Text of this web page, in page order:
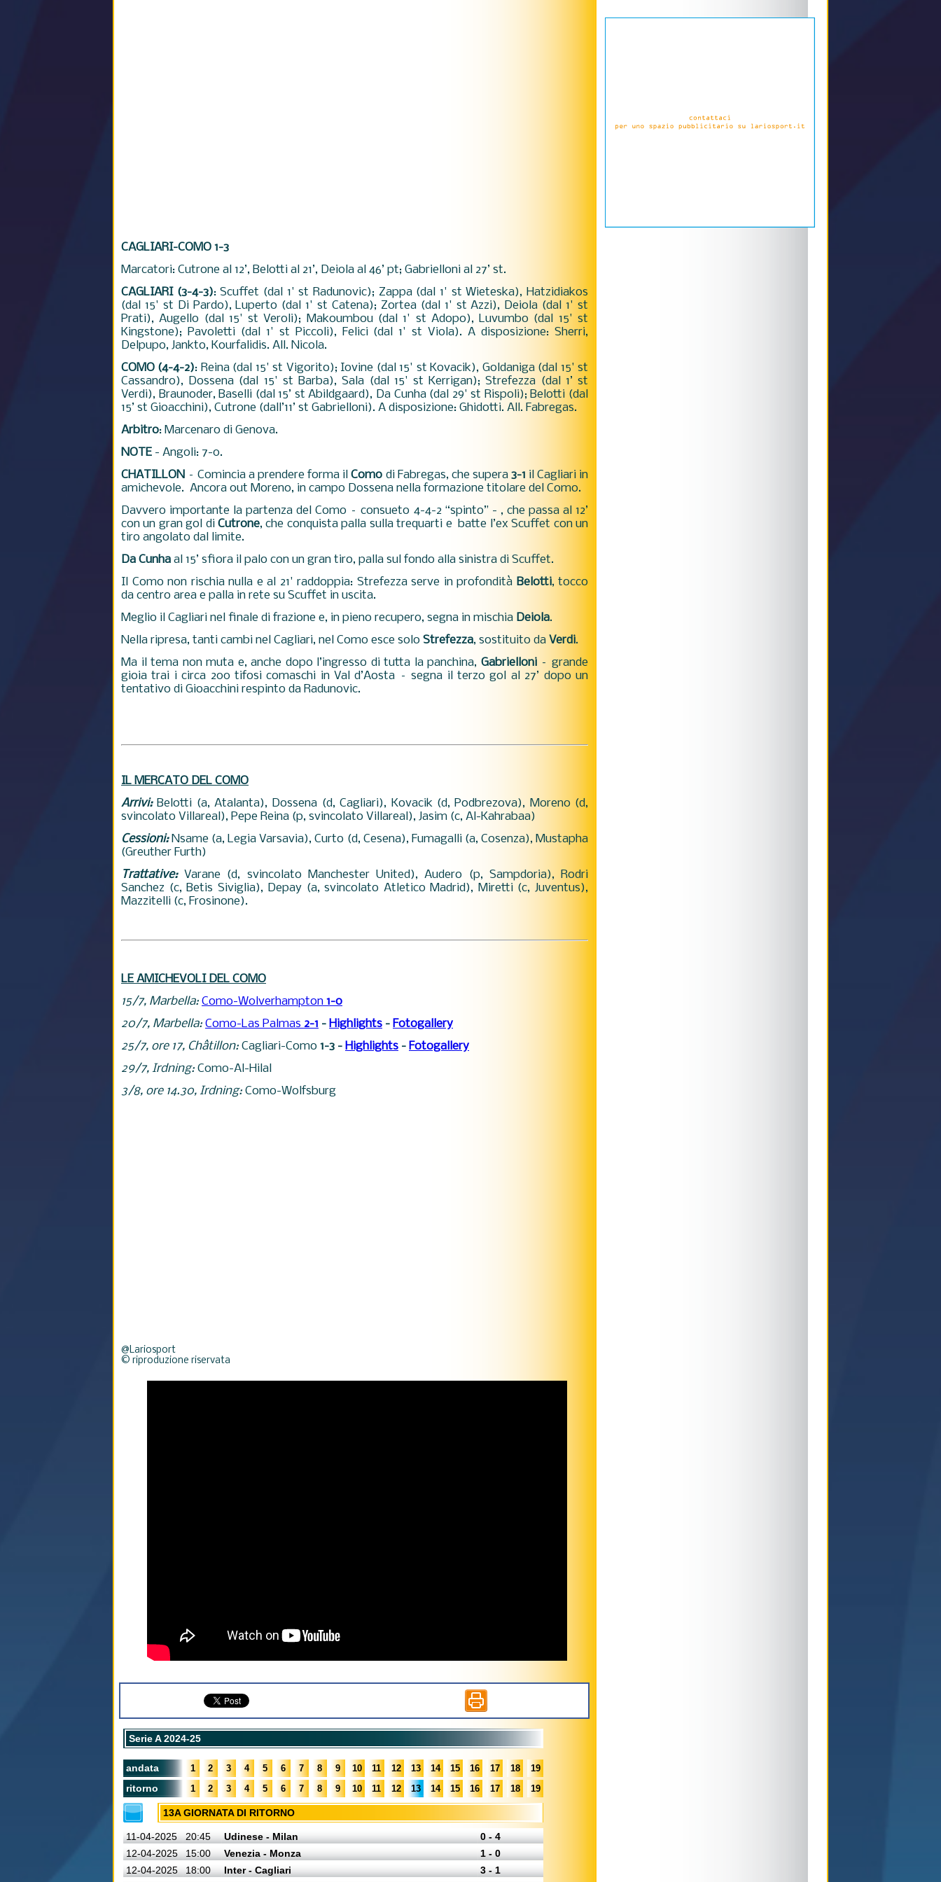
CAGLIARI-COMO 1-3
Marcatori: Cutrone al 12’, Belotti al 21’, Deiola al 46’ pt; Gabrielloni al 27’ st.
CAGLIARI (3-4-3): Scuffet (dal 1' st Radunovic); Zappa (dal 1' st Wieteska), Hatzidiakos
(dal 15' st Di Pardo), Luperto (dal 1' st Catena); Zortea (dal 1' st Azzi), Deiola (dal 1' st
Prati), Augello (dal 15' st Veroli); Makoumbou (dal 1' st Adopo), Luvumbo (dal 15' st
Kingstone); Pavoletti (dal 1' st Piccoli), Felici (dal 1' st Viola). A disposizione: Sherri,
Delpupo, Jankto, Kourfalidis. All. Nicola.
COMO (4-4-2): Reina (dal 15' st Vigorito); Iovine (dal 15' st Kovacik), Goldaniga (dal 15' st
Cassandro), Dossena (dal 15' st Barba), Sala (dal 15' st Kerrigan); Strefezza (dal 1’ st
Verdi), Braunoder, Baselli (dal 15’ st Abildgaard), Da Cunha (dal 29' st Rispoli); Belotti (dal
15’ st Gioacchini), Cutrone (dall’11’ st Gabrielloni). A disposizione: Ghidotti. All. Fabregas.
Arbitro: Marcenaro di Genova.
NOTE - Angoli: 7-0.
CHATILLON – Comincia a prendere forma ilComo di Fabregas, che supera 3-1 il Cagliari in
amichevole. Ancora out Moreno, in campo Dossena nella formazione titolare del Como.
Davvero importante la partenza del Como – consueto 4-4-2 “spinto” - , che passa al 12’
con un gran gol diCutrone, che conquista palla sulla trequarti e batte l’ex Scuffet con un
tiro angolato dal limite.
Da Cunha al 15’ sfiora il palo con un gran tiro, palla sul fondo alla sinistra di Scuffet.
Il Como non rischia nulla e al 21' raddoppia: Strefezza serve in profondità Belotti, tocco
da centro area e palla in rete su Scuffet in uscita.
Meglio il Cagliari nel finale di frazione e, in pieno recupero, segna in mischia Deiola.
Nella ripresa, tanti cambi nel Cagliari, nel Como esce solo Strefezza, sostituito da Verdi.
Ma il tema non muta e, anche dopo l’ingresso di tutta la panchina, Gabrielloni– grande
gioia trai i circa 200 tifosi comaschi in Val d’Aosta – segna il terzo gol al 27’ dopo un
tentativo di Gioacchini respinto da Radunovic.
IL MERCATO DEL COMO
Arrivi:Belotti (a, Atalanta), Dossena (d, Cagliari), Kovacik (d, Podbrezova), Moreno (d,
svincolato Villareal), Pepe Reina (p, svincolato Villareal), Jasim (c, Al-Kahrabaa)
Cessioni:Nsame (a, Legia Varsavia), Curto (d, Cesena), Fumagalli (a, Cosenza), Mustapha
(Greuther Furth)
Trattative:Varane (d, svincolato Manchester United), Audero (p, Sampdoria), Rodri
Sanchez (c, Betis Siviglia), Depay (a, svincolato Atletico Madrid), Miretti (c, Juventus),
Mazzitelli (c, Frosinone).
LE AMICHEVOLI DEL COMO
15/7, Marbella: Como-Wolverhampton 1-0
20/7, Marbella: Como-Las Palmas 2-1 - Highlights - Fotogallery
25/7, ore 17, Châtillon: Cagliari-Como 1-3 - Highlights - Fotogallery
29/7, Irdning: Como-Al-Hilal
3/8, ore 14.30, Irdning: Como-Wolfsburg
@Lariosport
© riproduzione riservata
Serie A 2024-25
andata 1 2 3 4 5 6 7 8 9 10 11 12 13 14 15 16 17 18 19
ritorno 1 2 3 4 5 6 7 8 9 10 11 12 13 14 15 16 17 18 19
13A GIORNATA DI RITORNO
11-04-2025 20:45 Udinese - Milan
0 - 4
12-04-2025
15:00 Venezia - Monza
1 - 0
12-04-2025
18:00 Inter - Cagliari
3 - 1